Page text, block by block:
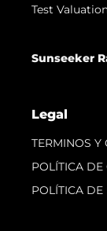
Test
Sunseeker
Legal
TERMINOS Y
POLÍTICA DE
POLÍTICA